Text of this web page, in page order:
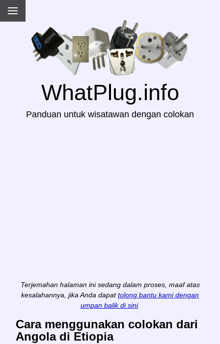
WhatPlug.info
Panduan untuk wisatawan dengan colokan
Terjemahan halaman ini sedang dalam proses, maaf atas
kesalahannya, jika Anda dapat tolong bantu kami dengan
umpan balik di sini.
Cara menggunakan colokan dari
Angola di Etiopia